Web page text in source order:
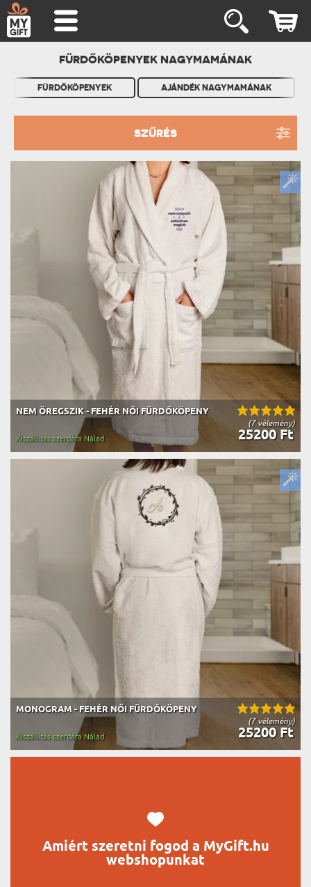
FÜRDŐKÖPENYEK NAGYMAMÁNAK
FÜRDŐKÖPENYEK AJÁNDÉK NAGYMAMÁNAK
SZŰRÉS
(7 vélemény)
NEM ÖREGSZIK - FEHÉR NŐI FÜRDŐKÖPENY
25200 Ft
Kiszállítás szerdára Nálad
(7 vélemény)
MONOGRAM - FEHÉR NŐI FÜRDŐKÖPENY
25200 Ft
Kiszállítás szerdára Nálad
Amiért szeretni fogod a MyGift.hu
webshopunkat